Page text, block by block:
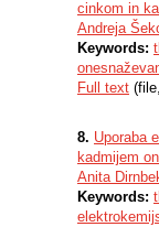
cinkom in
Andreja
Keywords:
Full text
8. Uporaba
kadmijem
Anita
Keywords: